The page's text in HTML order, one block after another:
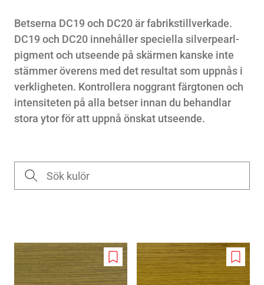
Betserna DC19 och DC20 är fabrikstillverkade.
DC19 och DC20 innehåller speciella silverpearl-
pigment och utseende på skärmen kanske inte
stämmer överens med det resultat som uppnås i
verkligheten. Kontrollera noggrant färgtonen och
intensiteten på alla betser innan du behandlar
stora ytor för att uppnå önskat utseende.
Add
to
Add
to